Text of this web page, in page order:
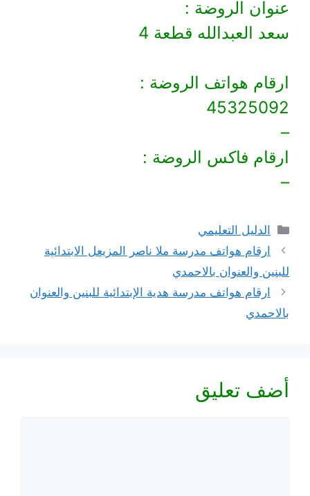
عنوان الروضة :
سعد العبدالله قطعة 4
ارقام هواتف الروضة :
45325092
–
ارقام فاكس الروضة :
–
التصنيفات
الدليل التعليمي
ارقام هواتف مدرسة ملا ناصر المزيعل الابتدائية
للبنين والعنوان بالاحمدي
ارقام هواتف مدرسة هدية الإبتدائية للبنين والعنوان
بالاحمدي
أضف تعليق